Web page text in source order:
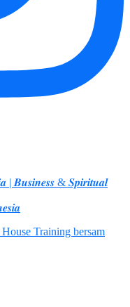
| 𝑩𝒖𝒔𝒊𝒏𝒆𝒔𝒔 & 𝑺𝒑𝒊𝒓𝒊𝒕𝒖𝒂𝒍
Training bersam